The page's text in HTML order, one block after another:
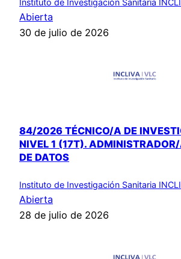
Abierta
30 de julio de 2026
84/2026 TÉCNICO/A DE
NIVEL 1 (17T).
DE DATOS
Instituto de Investigación Sanitaria
Abierta
28 de julio de 2026